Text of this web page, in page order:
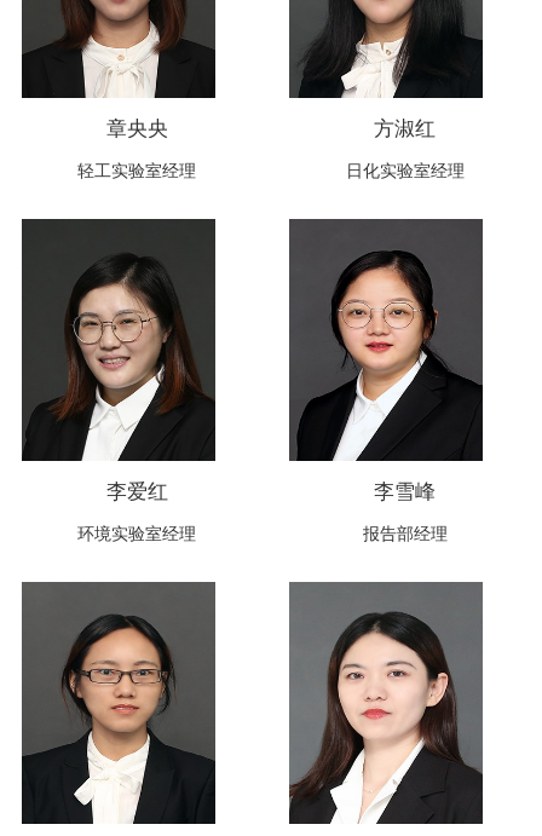
章央央
轻工实验室经理
方淑红
日化实验室经理
李爱红
环境实验室经理
李雪峰
报告部经理